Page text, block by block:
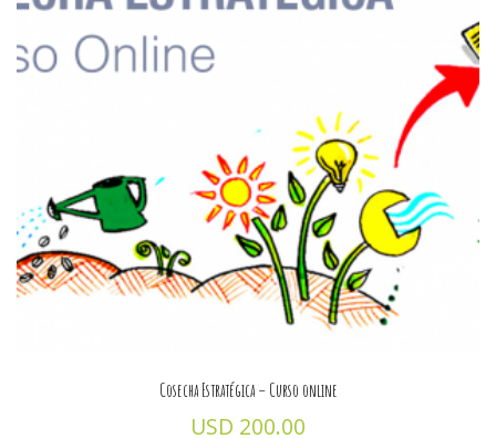
Cosecha Estratégica – Curso online
USD 200.00